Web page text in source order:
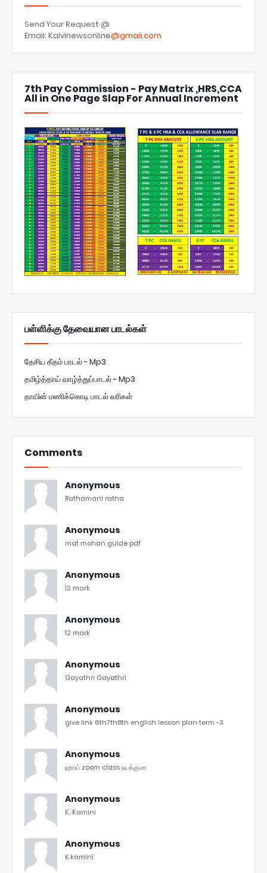
Send Your Request @
Email: Kalvinewsonline@gmail.com
7th Pay Commission - Pay Matrix ,HRS,CCA
All in One Page Slap For Annual Increment
பள்ளிக்கு தேவையான பாடல்கள்
தேசிய கீதம் பாடல் - Mp3
தமிழ்த்தாய் வாழ்த்துப்பாடல் - Mp3
தாயின் மணிக்கொடி பாடல் வரிகள்
Comments
Anonymous
Rathamani ratha
Anonymous
mat mohan guide pdf
Anonymous
12 mark
Anonymous
12 mark
Anonymous
Gayathri Gayathri
Anonymous
give link 6th7th8th english lesson plan term -3
Anonymous
ஹாய் zoom class நடக்குமா
Anonymous
K. Kamini
Anonymous
K.kamini